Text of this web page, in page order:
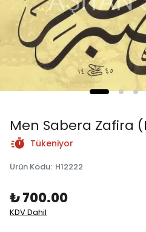
Men Sabera Zafira
Tükeniyor
Ürün Kodu: H12222
₺ 700.00
KDV Dahil